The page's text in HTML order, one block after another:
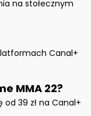
na stołecznym
Canal+
MMA 22?
od 39 zł na Canal+